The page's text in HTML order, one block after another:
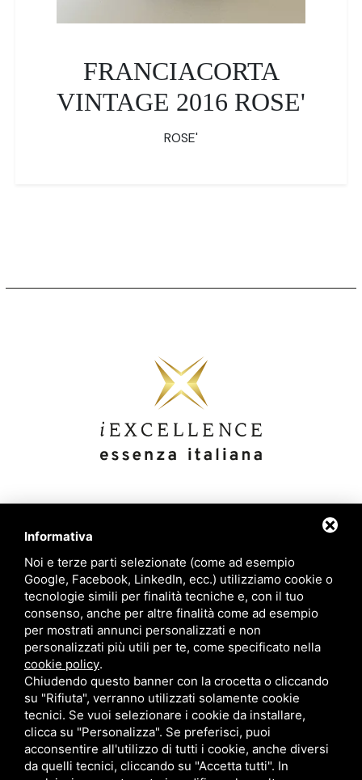
FRANCIACORTA
VINTAGE 2016 ROSE'
ROSE'
Links
Eccellenze italiane
Blog
Azienda
Contatti
+39 392 908 8502
info@iexcellencellc.com
Informativa
Noi e terze parti selezionate (come ad esempio
Google, Facebook, LinkedIn, ecc.) utilizziamo cookie o
tecnologie simili per finalità tecniche e, con il tuo
consenso, anche per altre finalità come ad esempio
per mostrati annunci personalizzati e non
personalizzati più utili per te, come specificato nella
cookie policy.
Chiudendo questo banner con la crocetta o cliccando
su "Rifiuta", verranno utilizzati solamente cookie
tecnici. Se vuoi selezionare i cookie da installare,
clicca su "Personalizza". Se preferisci, puoi
acconsentire all'utilizzo di tutti i cookie, anche diversi
da quelli tecnici, cliccando su "Accetta tutti". In